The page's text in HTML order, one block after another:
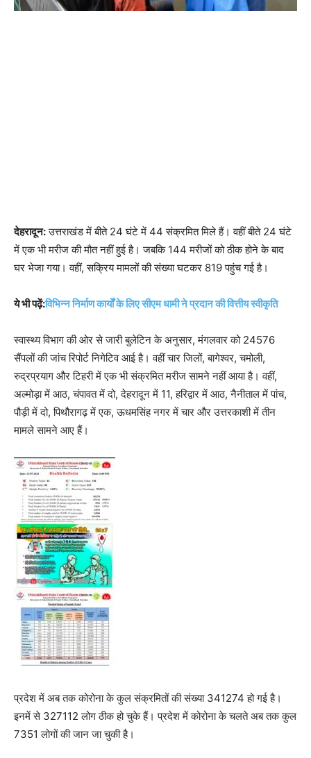
देहरादून:उत्तराखंड में बीते 24 घंटे में 44 संक्रमित मिले हैं। वहीं बीते 24 घंटे
में एक भी मरीज की मौत नहीं हुई है। जबकि 144 मरीजों को ठीक होने के बाद
घर भेजा गया। वहीं, सक्रिय मामलों की संख्या घटकर 819 पहुंच गई है।
ये भी पढ़ें:विभिन्न निर्माण कार्यों के लिए सीएम धामी ने प्रदान की वित्तीय स्वीकृति
स्वास्थ्य विभाग की ओर से जारी बुलेटिन के अनुसार, मंगलवार को 24576
सैंपलों की जांच रिपोर्ट निगेटिव आई है। वहीं चार जिलों, बागेश्वर, चमोली,
रुद्रप्रयाग और टिहरी में एक भी संक्रमित मरीज सामने नहीं आया है। वहीं,
अल्मोड़ा में आठ, चंपावत में दो, देहरादून में 11, हरिद्वार में आठ, नैनीताल में पांच,
पौड़ी में दो, पिथौरागढ़ में एक, ऊधमसिंह नगर में चार और उत्तरकाशी में तीन
मामले सामने आए हैं।
प्रदेश में अब तक कोरोना के कुल संक्रमितों की संख्या 341274 हो गई है।
इनमें से 327112 लोग ठीक हो चुके हैं। प्रदेश में कोरोना के चलते अब तक कुल
7351 लोगों की जान जा चुकी है।